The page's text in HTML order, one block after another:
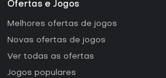
Ofertas e Jogos
Melhores ofertas de jogos
Novas ofertas de jogos
Ver todas as ofertas
Jogos populares